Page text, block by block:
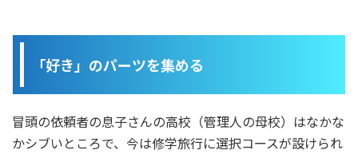
「好き」のパーツを集める
冒頭の依頼者の息子さんの高校（管理人の母校）はなかな
かシブいところで、今は修学旅行に選択コースが設けられ